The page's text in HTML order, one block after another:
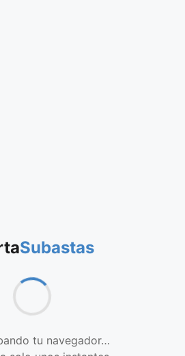
Subastas
tu navegador…